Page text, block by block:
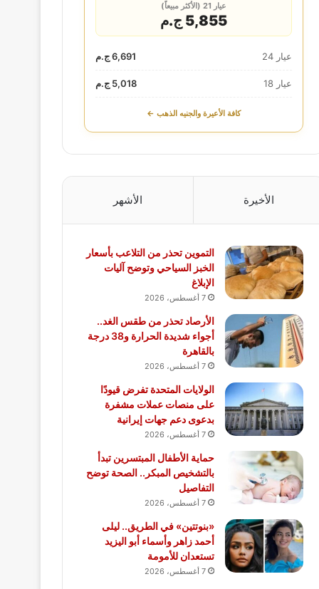
عيار 21 (الأكثر مبيعاً)
5,855 ج.م
عيار 24 6,691 ج.م
عيار 18 5,018 ج.م
كافة الأعيرة والجنيه الذهب ←
الأخيرة الأشهر
التموين تحذر من التلاعب بأسعار
الخبز السياحي وتوضح آليات
الإبلاغ
7 أغسطس، 2026
الأرصاد تحذر من طقس الغد..
أجواء شديدة الحرارة و38 درجة
بالقاهرة
7 أغسطس، 2026
الولايات المتحدة تفرض قيودًا
على منصات عملات مشفرة
بدعوى دعم جهات إيرانية
7 أغسطس، 2026
حماية الأطفال المبتسرين تبدأ
بالتشخيص المبكر.. الصحة توضح
التفاصيل
7 أغسطس، 2026
«بنوتتين» في الطريق.. ليلى
أحمد زاهر وأسماء أبو اليزيد
تستعدان للأمومة
7 أغسطس، 2026